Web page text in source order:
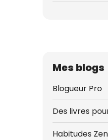
Mes blogs
Blogueur Pro
Des livres
Habitudes Zen